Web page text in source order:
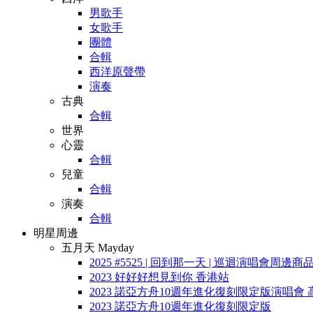
男歌手
女歌手
團體
合輯
西洋原聲帶
演奏
古典
合輯
世界
心靈
合輯
兒童
合輯
演奏
合輯
明星周邊
五月天 Mayday
2025 #5525 | 回到那一天 | 巡迴演唱會周邊商品
2023 好好好想見到你 香港站
2023 諾亞方舟10週年進化復刻限定版演唱會
2023 諾亞方舟10週年進化復刻限定版